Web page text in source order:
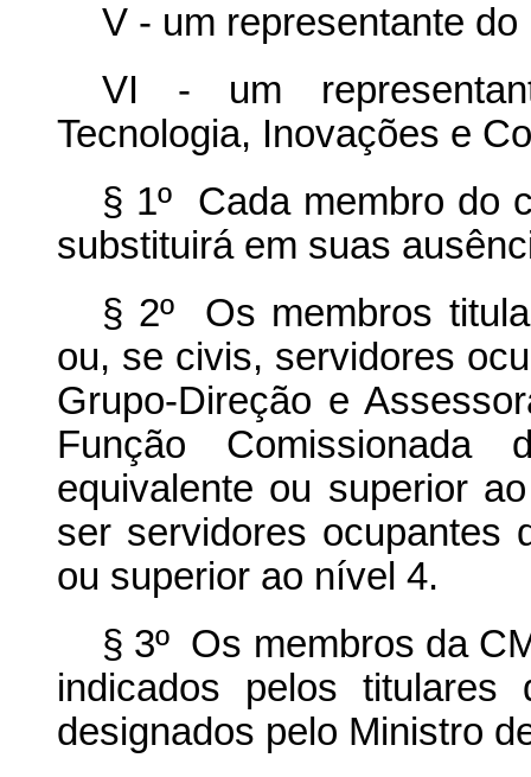
V - um representante
VI - um
Tecnologia, Inovações e
§ 1º Cada membro do
substituirá em suas
§ 2º Os membros
ou, se civis, servidores
Grupo-Direção e
Função
equivalente ou superior
ser servidores ocupantes
ou superior ao nível 4.
§ 3º Os membros da
indicados pelos
designados pelo Ministro